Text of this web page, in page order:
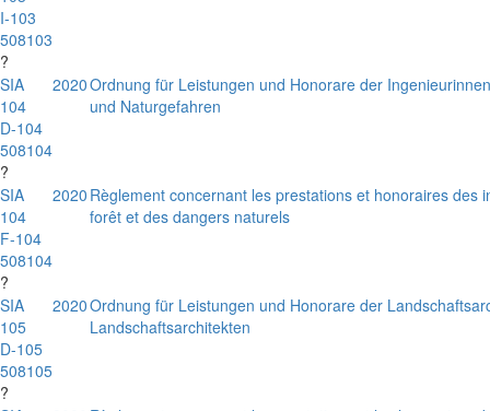
I-103
508103
?
SIA
104
D-104
508104
?
2020Ordnung für Leistungen und Honorare der
und Naturgefahren
SIA
104
F-104
508104
?
2020 Règlement concernant les prestations et honoraires des
forêt et des dangers naturels
SIA
105
D-105
508105
?
2020Ordnung für Leistungen und Honorare der
Landschaftsarchitekten